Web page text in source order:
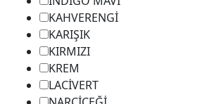
KAHVERENGİ
KARIŞIK
KIRMIZI
KREM
LACİVERT